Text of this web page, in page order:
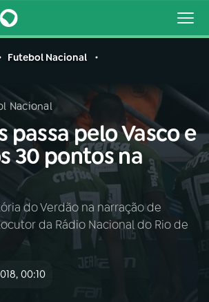
Buscar
AO VIVO
Futebol Nacional
Nacional
passa pelo Vasco e
30 pontos na
do Verdão na narração de
da Rádio Nacional do Rio de
00:10